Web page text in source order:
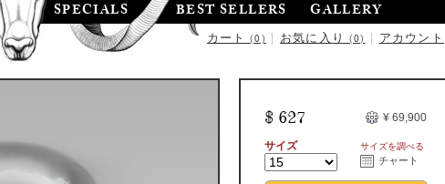
SPECIALS BEST SELLERS GALLERY
カート(0)|お気に入り(0)|アカウント
¥ 69,900
$ 627
サイズ サイズを調べる
チャート